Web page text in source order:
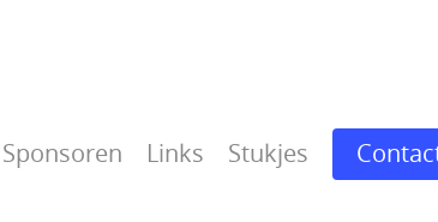
Sponsoren Links Stukjes